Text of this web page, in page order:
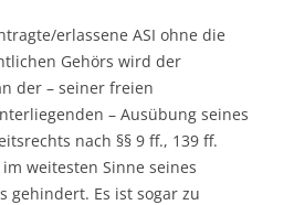
erlassene ASI ohne die
Gehörs wird der
der – seiner freien
– Ausübung seines
nach §§ 9 ff., 139 ff.
weitesten Sinne seines
gehindert. Es ist sogar zu